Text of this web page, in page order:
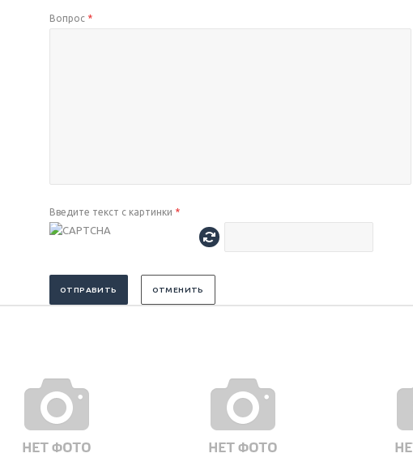
Вопрос *
Введите текст с картинки *
ОТПРАВИТЬ ОТМЕНИТЬ